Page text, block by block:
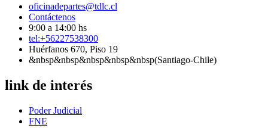
oficinadepartes@tdlc.cl
Contáctenos
9:00 a 14:00 hs
tel:+56227538300
Huérfanos 670, Piso 19
&nbsp&nbsp&nbsp&nbsp&nbsp(Santiago-Chile)
link de interés
Poder Judicial
FNE